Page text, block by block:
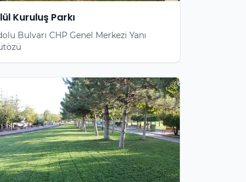
Kuruluş Parkı
Bulvarı CHP Genel Merkezi Yanı